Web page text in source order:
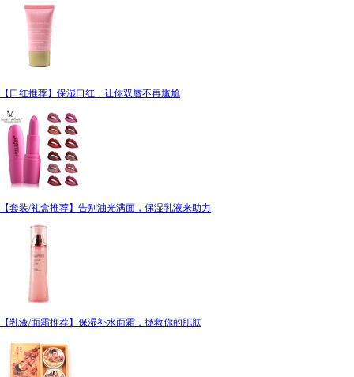
【口红推荐】保湿口红，让你双唇不再尴尬
【套装/礼盒推荐】告别油光满面，保湿乳液来助力
【乳液/面霜推荐】保湿补水面霜，拯救你的肌肤